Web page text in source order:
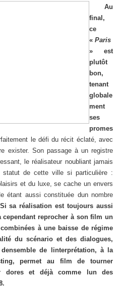
Au
final,
ce
« Paris
» est
plutôt
bon,
tenant
globale
ment
ses
promes
le défi du récit éclaté, avec
exister. Son passage à un registre
le réalisateur noubliant jamais
statut de cette ville si particulière :
et du luxe, se cache un envers
aussi constituée dun nombre
Si sa réalisation est toujours aussi
reprocher à son film un
à une baisse de régime
du scénario et des dialogues,
de linterprétation, à la
permet au film de tourner
dores et déjà comme lun des